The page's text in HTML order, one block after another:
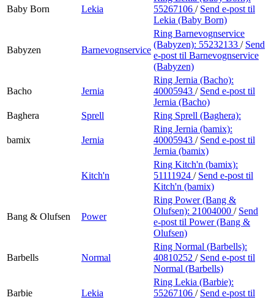
Baby Born Lekia
55267106 / Send e-post til
Lekia (Baby Born)
Babyzen Barnevognservice
Ring Barnevognservice
(Babyzen): 55232133 / Send
e-post til Barnevognservice
(Babyzen)
Bacho Jernia
Ring Jernia (Bacho):
40005943 / Send e-post til
Jernia (Bacho)
Baghera
Sprell Ring Sprell (Baghera):
bamix Jernia
Ring Jernia (bamix):
40005943 / Send e-post til
Jernia (bamix)
Kitch'n
Ring Kitch'n (bamix):
51111924 / Send e-post til
Kitch'n (bamix)
Bang & Olufsen Power
Ring Power (Bang &
Olufsen): 21004000 / Send
e-post til Power (Bang &
Olufsen)
Barbells Normal
Ring Normal (Barbells):
40810252 / Send e-post til
Normal (Barbells)
Barbie Lekia
Ring Lekia (Barbie):
55267106 / Send e-post til